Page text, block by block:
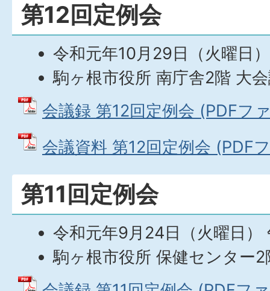
第12回定例会
令和元年10月29日（火曜日
駒ヶ根市役所 南庁舎2階 大
会議録 第12回定例会 (PDFフ
会議資料 第12回定例会 (PDF
第11回定例会
令和元年9月24日（火曜日）
駒ヶ根市役所 保健センター